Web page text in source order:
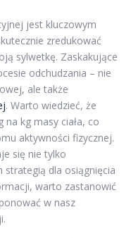
jest kluczowym
zredukować
sylwetkę. Zaskakujące
odchudzania – nie
ale także
. Warto wiedzieć, że
na kg masy ciała, co
aktywności fizycznej.
się nie tylko
dla osiągnięcia
warto zastanowić
w nasz